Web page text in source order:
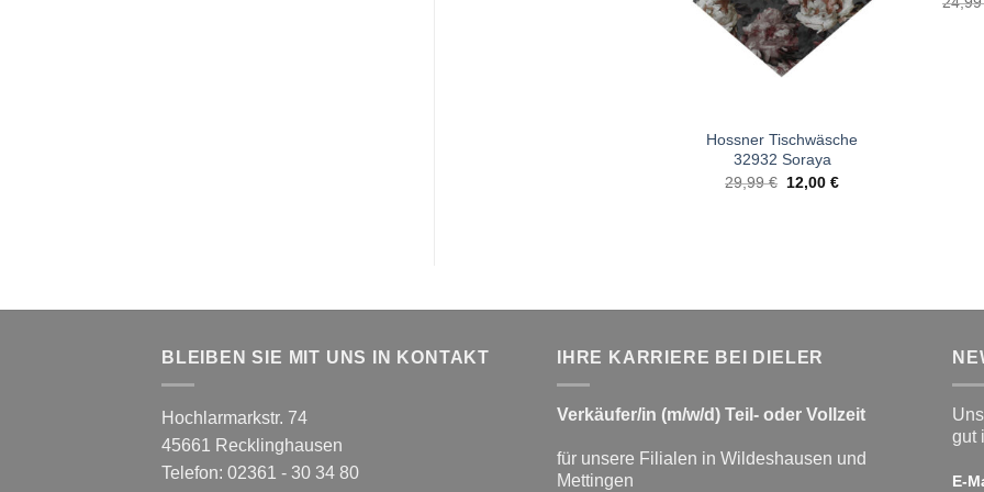
Hossner Tischwäsche
32932 Soraya
29,99€ Ursprünglicher
Preis
12,00€Aktueller
BLEIBEN SIE MIT UNS IN KONTAKT
Hochlarmarkstr. 74
45661 Recklinghausen
Telefon: 02361 - 30 34 80
IHRE KARRIERE BEI DIELER
Verkäufer/in (m/w/d) Teil- oder Vollzeit
für unsere Filialen in Wildeshausen und
Mettingen
gut
E-